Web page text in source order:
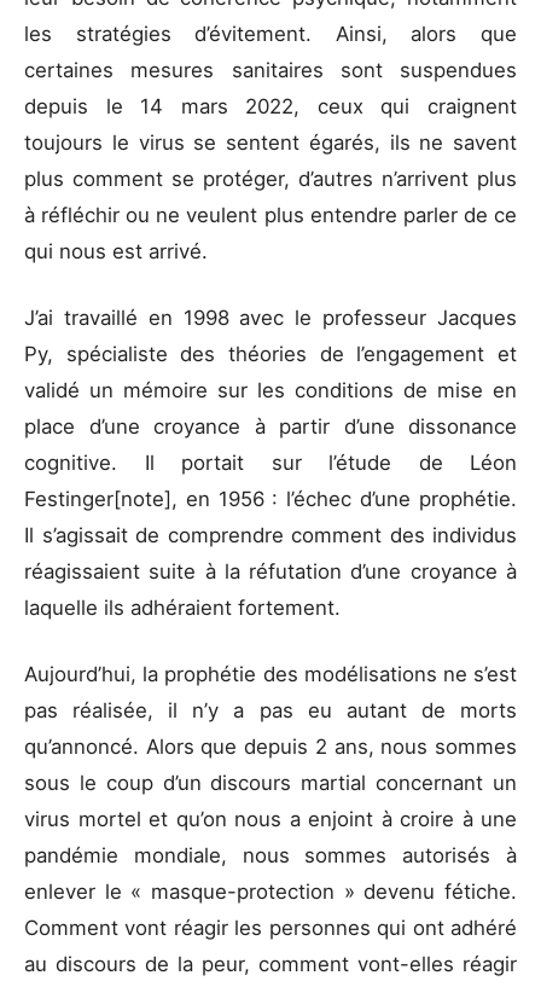
les stratégies d’évitement. Ainsi, alors que
certaines mesures sanitaires sont suspendues
depuis le 14 mars 2022, ceux qui craignent
toujours le virus se sentent égarés, ils ne savent
plus comment se protéger, d’autres n’arrivent plus
à réfléchir ou ne veulent plus entendre parler de ce
qui nous est arrivé.
J’ai travaillé en 1998 avec le professeur Jacques
Py, spécialiste des théories de l’engagement et
validé un mémoire sur les conditions de mise en
place d’une croyance à partir d’une dissonance
cognitive. Il portait sur l’étude de Léon
Festinger[note], en 1956 : l’échec d’une prophétie.
Il s’agissait de comprendre comment des individus
réagissaient suite à la réfutation d’une croyance à
laquelle ils adhéraient fortement.
Aujourd’hui, la prophétie des modélisations ne s’est
pas réalisée, il n’y a pas eu autant de morts
qu’annoncé. Alors que depuis 2 ans, nous sommes
sous le coup d’un discours martial concernant un
virus mortel et qu’on nous a enjoint à croire à une
pandémie mondiale, nous sommes autorisés à
enlever le « masque-protection » devenu fétiche.
Comment vont réagir les personnes qui ont adhéré
au discours de la peur, comment vont-elles réagir